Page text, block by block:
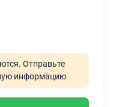
Отправьте
информацию